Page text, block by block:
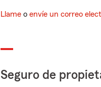
Llame o envíe un correo
Seguro de